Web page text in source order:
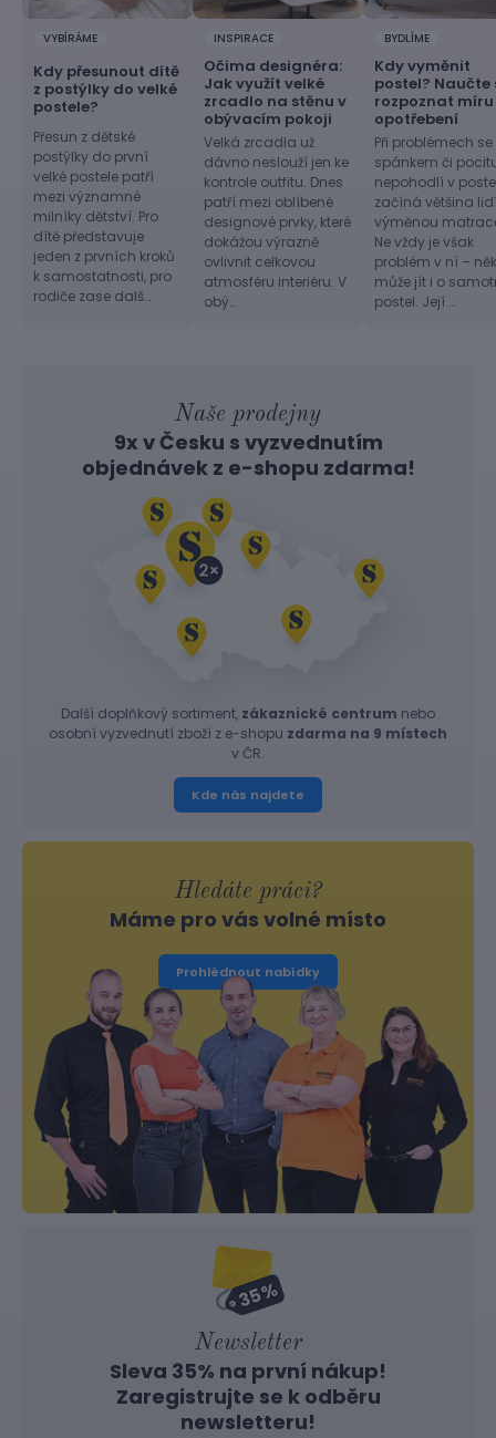
VYBÍRÁME
Kdy přesunout dítě
z postýlky do velké
postele?
Přesun z dětské
postýlky do první
velké postele patří
mezi významné
milníky dětství. Pro
dítě představuje
jeden z prvních kroků
k samostatnosti, pro
rodiče zase dalš…
INSPIRACE
Očima designéra:
Jak využít velké
zrcadlo na stěnu v
obývacím pokoji
Velká zrcadla už
dávno neslouží jen ke
kontrole outfitu. Dnes
patří mezi oblíbené
designové prvky, které
dokážou výrazně
ovlivnit celkovou
atmosféru interiéru. V
obý…
BYDLÍME
Kdy vyměnit
postel? Naučte
rozpoznat míru
opotřebení
Při problémech se
spánkem či
nepohodlí v
začíná většina
výměnou
Ne vždy je však
problém v ní –
může jít i o
postel. Její …
Naše prodejny
9x v Česku s vyzvednutím
objednávek z e-shopu zdarma!
Další doplňkový sortiment, zákaznické centrum nebo
osobní vyzvednutí zboží z e-shopu zdarma na 9 místech
v ČR.
Kde nás najdete
Hledáte práci?
Máme pro vás volné místo
Prohlédnout nabídky
Newsletter
Sleva 35% na první nákup!
Zaregistrujte se k odběru
newsletteru!